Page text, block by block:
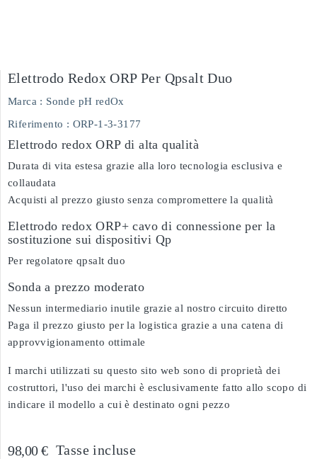
Elettrodo Redox ORP Per Qpsalt Duo
Marca : Sonde pH redOx
Riferimento : ORP-1-3-3177
Elettrodo redox ORP di alta qualità
Durata di vita estesa grazie alla loro tecnologia esclusiva e
collaudata
Acquisti al prezzo giusto senza compromettere la qualità
Elettrodo redox ORP+ cavo di connessione per la
sostituzione sui dispositivi Qp
Per regolatore qpsalt duo
Sonda a prezzo moderato
Nessun intermediario inutile grazie al nostro circuito diretto
Paga il prezzo giusto per la logistica grazie a una catena di
approvvigionamento ottimale
I marchi utilizzati su questo sito web sono di proprietà dei
costruttori, l'uso dei marchi è esclusivamente fatto allo scopo di
indicare il modello a cui è destinato ogni pezzo
98,00 € Tasse incluse